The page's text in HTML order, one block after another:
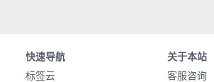
快速导航
标签云
关于本站
客服咨询